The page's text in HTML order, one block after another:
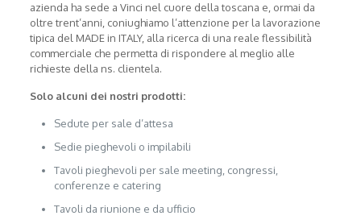
azienda ha sede a Vinci nel cuore della toscana e, ormai da
oltre trent’anni, coniughiamo l’attenzione per la lavorazione
tipica del MADE in ITALY, alla ricerca di una reale flessibilità
commerciale che permetta di rispondere al meglio alle
richieste della ns. clientela.
Solo alcuni dei nostri prodotti:
Sedute per sale d’attesa
Sedie pieghevoli o impilabili
Tavoli pieghevoli per sale meeting, congressi,
conferenze e catering
Tavoli da riunione e da ufficio